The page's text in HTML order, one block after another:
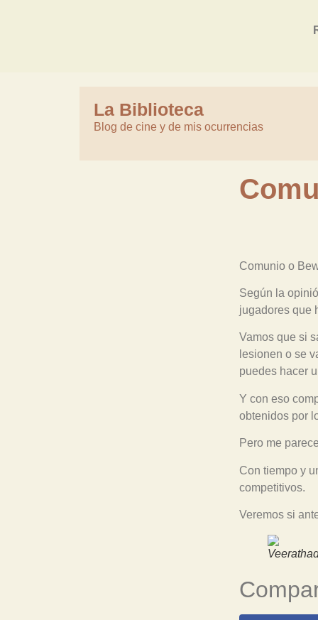
La Biblioteca
Blog de cine y de mis ocurrencias
Comunio o
Según la
jugadores que
Vamos que si
lesionen o se
puedes hacer
Y con eso
obtenidos por
Pero me
Con tiempo y
competitivos.
Veremos si